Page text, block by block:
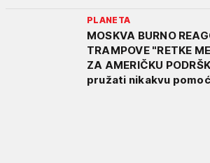
PLANETA
MOSKVA BURNO
TRAMPOVE "RETKE
ZA AMERIČKU
pružati nikakvu